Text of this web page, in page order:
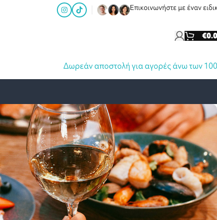
Επικοινωνήστε με έναν
€
Δωρεάν αποστολή για αγορές άνω των